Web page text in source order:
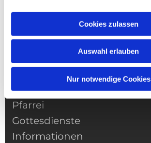
Cookies zulassen
Auswahl erlauben
Nur notwendige Cookies
NAVIGATION
Pfarrei
Gottesdienste
Informationen